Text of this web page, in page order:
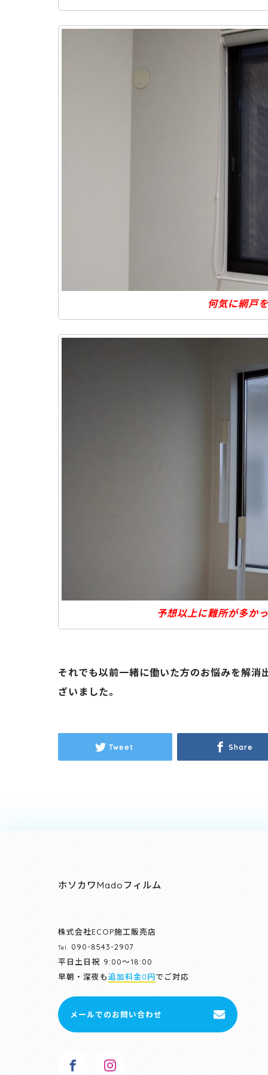
何気に網戸
予想以上に難所が多か
それでも以前一緒に働いた方のお悩みを解
ざいました。
Tweet Share
ホソカワMadoフィルム
株式会社ECOP施工販売店
Tel. 090-8543-2907
平日土日祝 9:00～18:00
早朝・深夜も追加料金0円でご対応
メールでのお問い合わせ